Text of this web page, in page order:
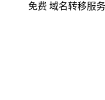
免费 域名转移服务